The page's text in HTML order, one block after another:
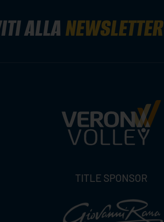
ALLANEWSLETTER
TITLE SPONSOR